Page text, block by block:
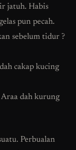
jatuh. Habis
pun pecah.
sebelum tidur ?
cakap kucing
Araa dah kurung
Perbualan